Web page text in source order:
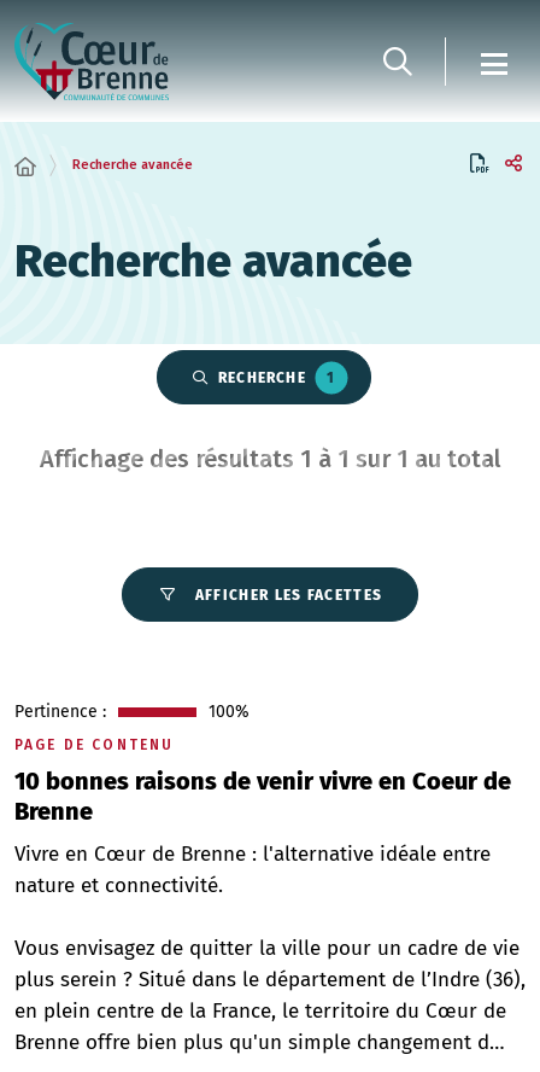
Recherche avancée
Recherche avancée
RECHERCHE 1
Affichage des résultats 1 à 1 sur 1 au total
AFFICHER LES FACETTES
PAGE DE CONTENU
10 bonnes raisons de venir vivre en Coeur de
Brenne
Pertinence : 100%
Vivre en Cœur de Brenne : l'alternative idéale entre
nature et connectivité.
Vous envisagez de quitter la ville pour un cadre de vie
plus serein ? Situé dans le département de l’Indre (36),
en plein centre de la France, le territoire du Cœur de
Brenne offre bien plus qu'un simple changement d…